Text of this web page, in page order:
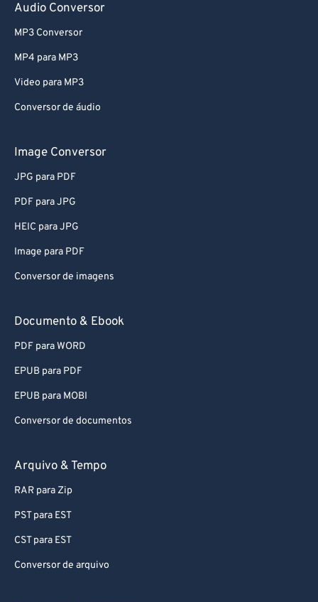
Audio Conversor
MP3 Conversor
MP4 para MP3
Video para MP3
Conversor de áudio
Image Conversor
JPG para PDF
PDF para JPG
HEIC para JPG
Image para PDF
Conversor de imagens
Documento & Ebook
PDF para WORD
EPUB para PDF
EPUB para MOBI
Conversor de documentos
Arquivo & Tempo
RAR para Zip
PST para EST
CST para EST
Conversor de arquivo